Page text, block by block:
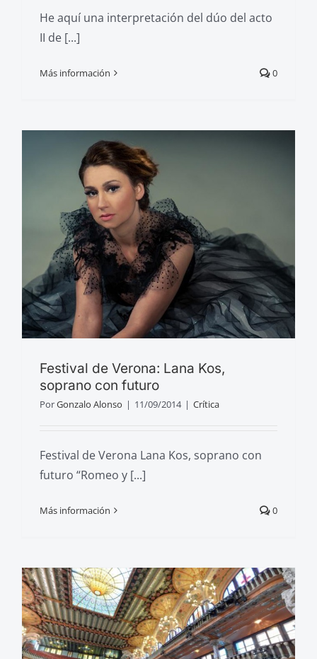
He aquí una interpretación del dúo del acto
II de [...]
Más información 0
Festival de Verona: Lana Kos,
soprano con futuro
PorGonzalo Alonso | 11/09/2014 | Crítica
Festival de Verona Lana Kos, soprano con
futuro “Romeo y [...]
Más información 0